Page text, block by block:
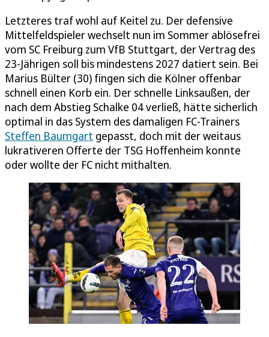
Letzteres traf wohl auf Keitel zu. Der defensive
Mittelfeldspieler wechselt nun im Sommer ablösefrei
vom SC Freiburg zum VfB Stuttgart, der Vertrag des
23-Jährigen soll bis mindestens 2027 datiert sein. Bei
Marius Bülter (30) fingen sich die Kölner offenbar
schnell einen Korb ein. Der schnelle Linksaußen, der
nach dem Abstieg Schalke 04 verließ, hätte sicherlich
optimal in das System des damaligen FC-Trainers
Steffen Baumgart gepasst, doch mit der weitaus
lukrativeren Offerte der TSG Hoffenheim konnte
oder wollte der FC nicht mithalten.